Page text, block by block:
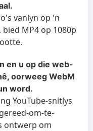
vanlyn op 'n
MP4 op 1080p
en u op die web-
oorweeg WebM
word.
YouTube-snitlys
om-te-
ontwerp om